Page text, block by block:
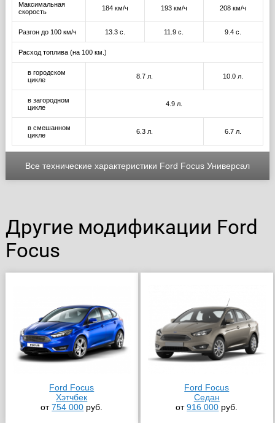
Максимальная
скорость
184 км/ч 193 км/ч 208 км/ч
Разгон до 100 км/ч 13.3 с. 11.9 с. 9.4 с.
Расход топлива (на 100 км.)
в городском
цикле
8.7 л. 10.0 л.
в загородном
цикле
4.9 л.
в смешанном
цикле
6.3 л. 6.7 л.
Все технические характеристики Ford Focus Универсал
Другие модификации Ford
Focus
Ford Focus
Хэтчбек
от754 000 руб.
Ford Focus
Седан
от916 000 руб.